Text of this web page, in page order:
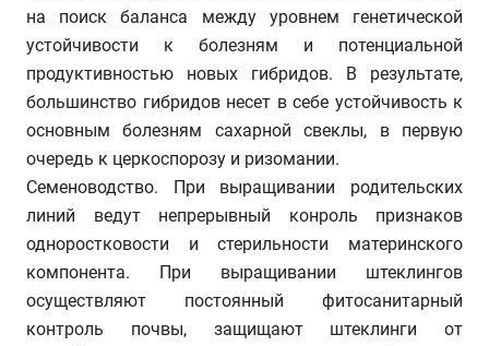
на поиск баланса между уровнем генетической
устойчивости к болезням и потенциальной
продуктивностью новых гибридов. В результате,
большинство гибридов несет в себе устойчивость к
основным болезням сахарной свеклы, в первую
очередь к церкоспорозу и ризомании.
Семеноводство. При выращивании родительских
линий ведут непрерывный конроль признаков
одноростковости и стерильности материнского
компонента. При выращивании штеклингов
осуществляют постоянный фитосанитарный
контроль почвы, защищают штеклинги от